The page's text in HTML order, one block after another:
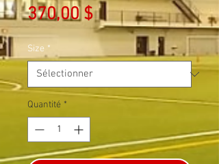
370,00 $Prix
Size *
Quantité *